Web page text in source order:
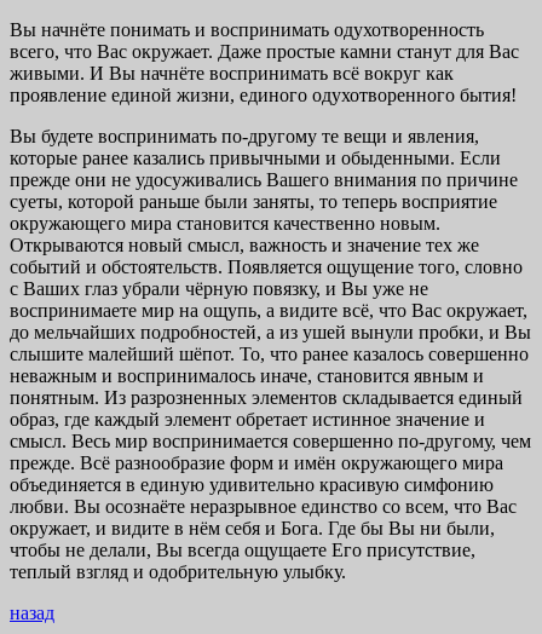
Вы начнёте понимать и воспринимать одухотворенность
всего, что Вас окружает. Даже простые камни станут для Вас
живыми. И Вы начнёте воспринимать всё вокруг как
проявление единой жизни, единого одухотворенного бытия!
Вы будете воспринимать по-другому те вещи и явления,
которые ранее казались привычными и обыденными. Если
прежде они не удосуживались Вашего внимания по причине
суеты, которой раньше были заняты, то теперь восприятие
окружающего мира становится качественно новым.
Открываются новый смысл, важность и значение тех же
событий и обстоятельств. Появляется ощущение того, словно
с Ваших глаз убрали чёрную повязку, и Вы уже не
воспринимаете мир на ощупь, а видите всё, что Вас окружает,
до мельчайших подробностей, а из ушей вынули пробки, и Вы
слышите малейший шёпот. То, что ранее казалось совершенно
неважным и воспринималось иначе, становится явным и
понятным. Из разрозненных элементов складывается единый
образ, где каждый элемент обретает истинное значение и
смысл. Весь мир воспринимается совершенно по-другому, чем
прежде. Всё разнообразие форм и имён окружающего мира
объединяется в единую удивительно красивую симфонию
любви. Вы осознаёте неразрывное единство со всем, что Вас
окружает, и видите в нём себя и Бога. Где бы Вы ни были,
чтобы не делали, Вы всегда ощущаете Его присутствие,
теплый взгляд и одобрительную улыбку.
назад